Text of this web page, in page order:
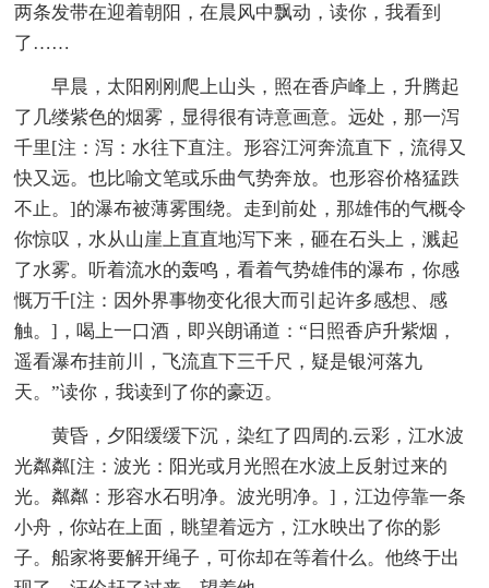
两条发带在迎着朝阳，在晨风中飘动，读你，我看到
了……
早晨，太阳刚刚爬上山头，照在香庐峰上，升腾起
了几缕紫色的烟雾，显得很有诗意画意。远处，那一泻
千里[注：泻：水往下直注。形容江河奔流直下，流得又
快又远。也比喻文笔或乐曲气势奔放。也形容价格猛跌
不止。]的瀑布被薄雾围绕。走到前处，那雄伟的气概令
你惊叹，水从山崖上直直地泻下来，砸在石头上，溅起
了水雾。听着流水的轰鸣，看着气势雄伟的瀑布，你感
慨万千[注：因外界事物变化很大而引起许多感想、感
触。]，喝上一口酒，即兴朗诵道：“日照香庐升紫烟，
遥看瀑布挂前川，飞流直下三千尺，疑是银河落九
天。”读你，我读到了你的豪迈。
黄昏，夕阳缓缓下沉，染红了四周的.云彩，江水波
光粼粼[注：波光：阳光或月光照在水波上反射过来的
光。粼粼：形容水石明净。波光明净。]，江边停靠一条
小舟，你站在上面，眺望着远方，江水映出了你的影
子。船家将要解开绳子，可你却在等着什么。他终于出